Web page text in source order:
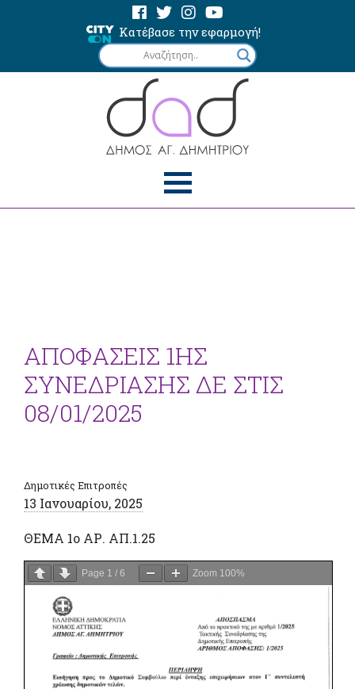
Κατέβασε την εφαρμογή!
ΑΠΟΦΑΣΕΙΣ 1ΗΣ
ΣΥΝΕΔΡΙΑΣΗΣ ΔΕ ΣΤΙΣ
08/01/2025
Δημοτικές Επιτροπές
13 Ιανουαρίου, 2025
ΘΕΜΑ 1ο ΑΡ. ΑΠ.1.25
Page 1 / 6 Zoom 100%